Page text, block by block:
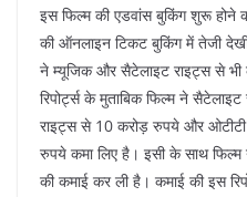
इस फिल्म की एडवांस बुकिंग शुरू होने
की ऑनलाइन टिकट बुकिंग में तेजी
ने म्‍यूजिक और सैटेलाइट राइट्स से भी
रिपोर्ट्स के मुताबिक फिल्म ने
राइट्स से 10 करोड़ रुपये और
रुपये कमा लिए है। इसी के साथ
की कमाई कर ली है। कमाई की इस